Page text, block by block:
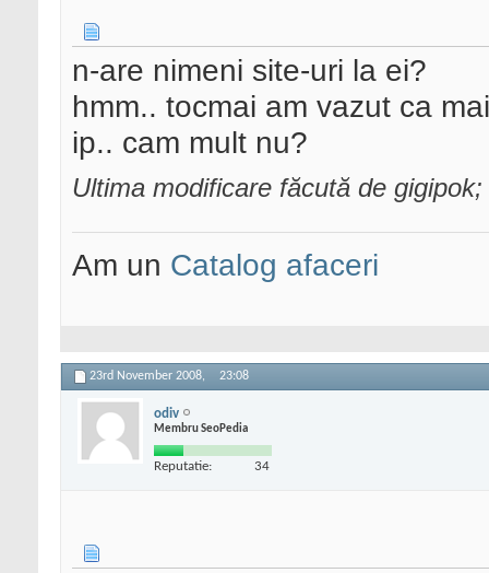
n-are nimeni site-uri la ei?
hmm.. tocmai am vazut ca
ip.. cam mult nu?
Ultima modificare făcută de
Am un Catalog afaceri
23rd November 2008, 23:08
odiv
Membru SeoPedia
Reputatie: 34